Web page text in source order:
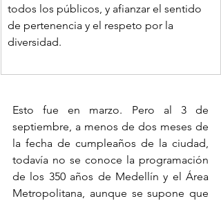
todos los públicos, y afianzar el sentido
de pertenencia y el respeto por la
diversidad.
Esto fue en marzo. Pero al 3 de
septiembre, a menos de dos meses de
la fecha de cumpleaños de la ciudad,
todavía no se conoce la programación
de los 350 años de Medellín y el Área
Metropolitana, aunque se supone que